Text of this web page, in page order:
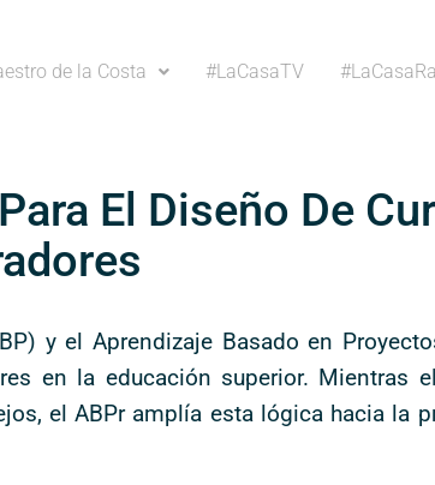
de la Costa #LaCasaTV
El Diseño De
y el Aprendizaje Basado en
en la educación superior. Mientras
el ABPr amplía esta lógica hacia la